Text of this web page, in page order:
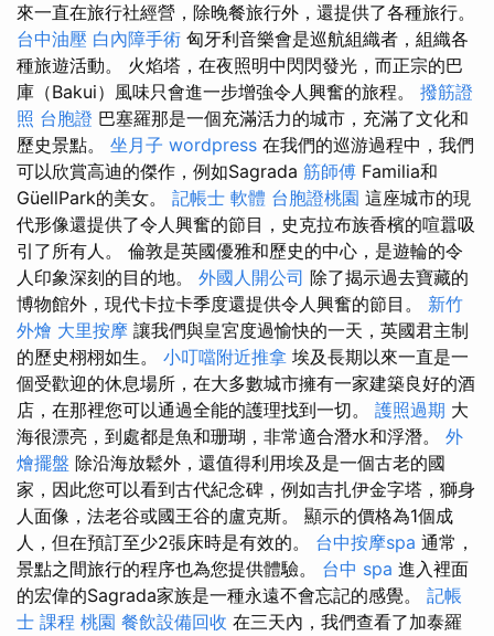
來一直在旅行社經營，除晚餐旅行外，還提供了各種旅行。
台中油壓 白內障手術 匈牙利音樂會是巡航組織者，組織各
種旅遊活動。 火焰塔，在夜照明中閃閃發光，而正宗的巴
庫（Bakui）風味只會進一步增強令人興奮的旅程。 撥筋證
照 台胞證 巴塞羅那是一個充滿活力的城市，充滿了文化和
歷史景點。 坐月子 wordpress 在我們的巡游過程中，我們
可以欣賞高迪的傑作，例如Sagrada 筋師傅 Familia和
GüellPark的美女。 記帳士 軟體 台胞證桃園 這座城市的現
代形像還提供了令人興奮的節目，史克拉布族香檳的喧囂吸
引了所有人。 倫敦是英國優雅和歷史的中心，是遊輪的令
人印象深刻的目的地。 外國人開公司 除了揭示過去寶藏的
博物館外，現代卡拉卡季度還提供令人興奮的節目。 新竹
外燴 大里按摩 讓我們與皇宮度過愉快的一天，英國君主制
的歷史栩栩如生。 小叮噹附近推拿 埃及長期以來一直是一
個受歡迎的休息場所，在大多數城市擁有一家建築良好的酒
店，在那裡您可以通過全能的護理找到一切。 護照過期 大
海很漂亮，到處都是魚和珊瑚，非常適合潛水和浮潛。 外
燴擺盤 除沿海放鬆外，還值得利用埃及是一個古老的國
家，因此您可以看到古代紀念碑，例如吉扎伊金字塔，獅身
人面像，法老谷或國王谷的盧克斯。 顯示的價格為1個成
人，但在預訂至少2張床時是有效的。 台中按摩spa 通常，
景點之間旅行的程序也為您提供體驗。 台中 spa 進入裡面
的宏偉的Sagrada家族是一種永遠不會忘記的感覺。 記帳
士 課程 桃園 餐飲設備回收 在三天內，我們查看了加泰羅